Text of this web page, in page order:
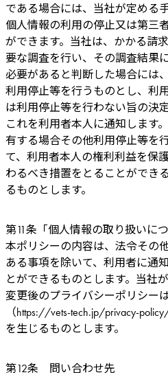
である場合には、当社が定める
個人情報の利用の停止又は第三
ができます。当社は、かかる請
要な調査を行い、その調査結果
必要があると判断した場合には
利用停止等を行うものとし、利
は利用停止等を行わない旨の決
これを利用者本人に通知します
有する場合その他利用停止等を
て、利用者本人の権利利益を保
わるべき措置をとることができ
るものとします。
第11条「個人情報の取り扱いに
本ポリシーの内容は、法令その
ある事項を除いて、利用者に通
とができるものとします。当社
変更後のプライバシーポリシー
（https://vets-tech.jp/privacy-
を生じるものとします。
第12条 問い合わせ先